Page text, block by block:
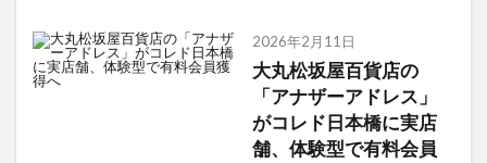
2026年2月11日
大丸松坂屋百貨店の
「アナザーアドレス」
がコレド日本橋に実店
舗、体験型で有料会員